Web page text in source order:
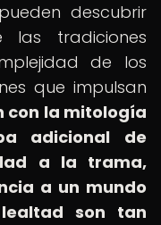
descubrir
tradiciones
de los
que impulsan
con la mitología
adicional de
a la trama,
a un mundo
son tan